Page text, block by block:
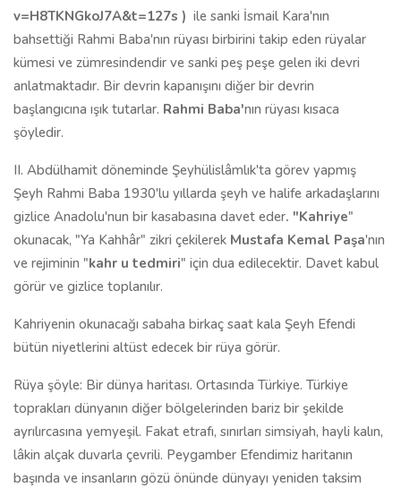
v=H8TKNGkoJ7A&t=127s ) ile sanki İsmail Kara'nın
bahsettiği Rahmi Baba'nın rüyası birbirini takip eden rüyalar
kümesi ve zümresindendir ve sanki peş peşe gelen iki devri
anlatmaktadır. Bir devrin kapanışını diğer bir devrin
başlangıcına ışık tutarlar. Rahmi Baba'nın rüyası kısaca
şöyledir.
II. Abdülhamit döneminde Şeyhülislâmlık'ta görev yapmış
Şeyh Rahmi Baba 1930'lu yıllarda şeyh ve halife arkadaşlarını
gizlice Anadolu'nun bir kasabasına davet eder. "Kahriye"
okunacak, "Ya Kahhâr" zikri çekilerek Mustafa Kemal Paşa'nın
ve rejiminin "kahr u tedmiri" için dua edilecektir. Davet kabul
görür ve gizlice toplanılır.
Kahriyenin okunacağı sabaha birkaç saat kala Şeyh Efendi
bütün niyetlerini altüst edecek bir rüya görür.
Rüya şöyle: Bir dünya haritası. Ortasında Türkiye. Türkiye
toprakları dünyanın diğer bölgelerinden bariz bir şekilde
ayrılırcasına yemyeşil. Fakat etrafı, sınırları simsiyah, hayli kalın,
lâkin alçak duvarla çevrili. Peygamber Efendimiz haritanın
başında ve insanların gözü önünde dünyayı yeniden taksim